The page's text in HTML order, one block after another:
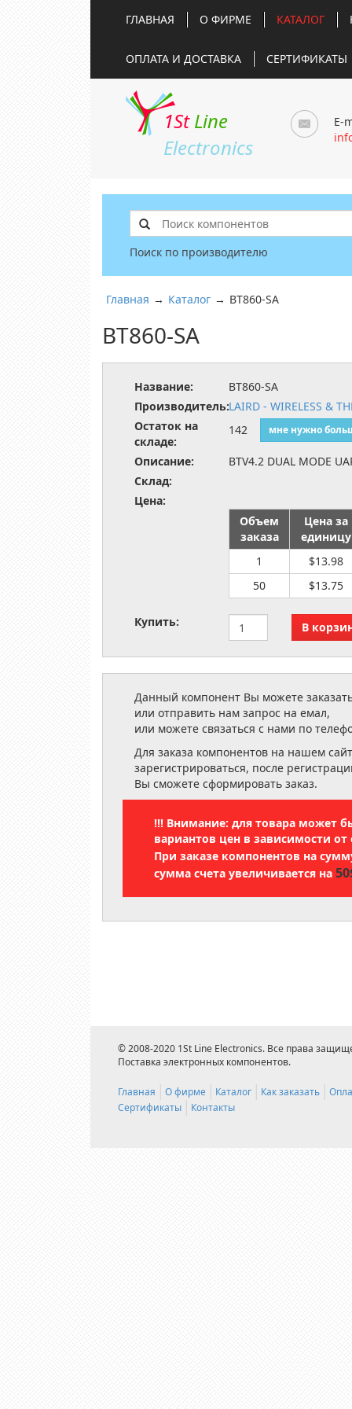
ГЛАВНАЯ О ФИРМЕ КАТАЛОГ
ОПЛАТА И ДОСТАВКА СЕРТИФИКАТЫ
1St Line
Electronics
E-
Поиск по производителю
Главная → Каталог → BT860-SA
BT860-SA
Название:
BT860-SA
Производитель:LAIRD - WIRELESS &
Остаток на
складе:
142 мне нужно
Описание:
BTV4.2 DUAL MODE
Склад:
Цена:
Объем
заказа
Цена за
единицу
1
$13.98
50
$13.75
Купить:
Данный компонент Вы можете
или отправить нам запрос на емал,
или можете связаться с нами по
Для заказа компонентов на нашем
зарегистрироваться, после
Вы сможете сформировать заказ.
!!! Внимание: для товара может
вариантов цен в зависимости от
При заказе компонентов на
сумма счета увеличивается на
© 2008-2020 1St Line Electronics. Все права
Поставка электронных компонентов.
Главная О фирме Каталог Как заказать
Сертификаты
Контакты